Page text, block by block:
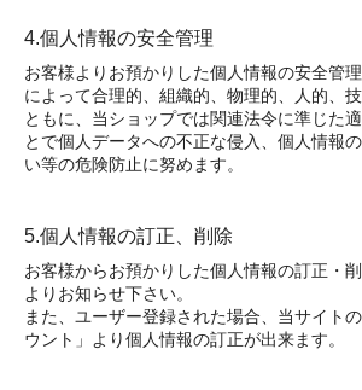
4.個人情報の安全管理
お客様よりお預かりした個人情報の安全管
によって合理的、組織的、物理的、人的、
ともに、当ショップでは関連法令に準じた
とで個人データへの不正な侵入、個人情報
い等の危険防止に努めます。
5.個人情報の訂正、削除
お客様からお預かりした個人情報の訂正・
よりお知らせ下さい。
また、ユーザー登録された場合、当サイト
ウント」より個人情報の訂正が出来ます。